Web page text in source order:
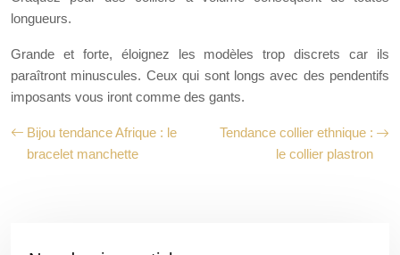
longueurs.
Grande et forte, éloignez les modèles trop discrets car ils
paraîtront minuscules. Ceux qui sont longs avec des pendentifs
imposants vous iront comme des gants.
Bijou tendance Afrique : le
bracelet manchette
Tendance collier ethnique :
le collier plastron